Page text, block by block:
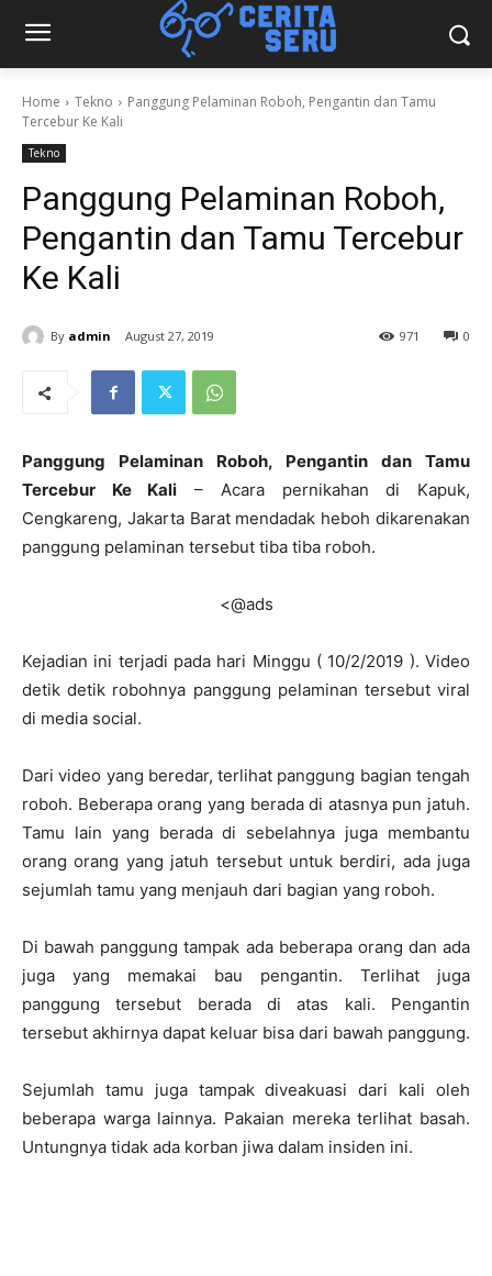
Home Tekno
Panggung Pelaminan Roboh, Pengantin dan Tamu
Tercebur Ke Kali
Tekno
Panggung Pelaminan Roboh,
Pengantin dan Tamu Tercebur
Ke Kali
By admin August 27, 2019 0
971
Panggung Pelaminan Roboh, Pengantin dan Tamu
Tercebur Ke Kali – Acara pernikahan di Kapuk,
Cengkareng, Jakarta Barat mendadak heboh dikarenakan
panggung pelaminan tersebut tiba tiba roboh.
<@ads
Kejadian ini terjadi pada hari Minggu ( 10/2/2019 ). Video
detik detik robohnya panggung pelaminan tersebut viral
di media social.
Dari video yang beredar, terlihat panggung bagian tengah
roboh. Beberapa orang yang berada di atasnya pun jatuh.
Tamu lain yang berada di sebelahnya juga membantu
orang orang yang jatuh tersebut untuk berdiri, ada juga
sejumlah tamu yang menjauh dari bagian yang roboh.
Di bawah panggung tampak ada beberapa orang dan ada
juga yang memakai bau pengantin. Terlihat juga
panggung tersebut berada di atas kali. Pengantin
tersebut akhirnya dapat keluar bisa dari bawah panggung.
Sejumlah tamu juga tampak diveakuasi dari kali oleh
beberapa warga lainnya. Pakaian mereka terlihat basah.
Untungnya tidak ada korban jiwa dalam insiden ini.